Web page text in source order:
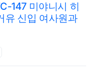
147 미야니시 히
유 신입 여사원과